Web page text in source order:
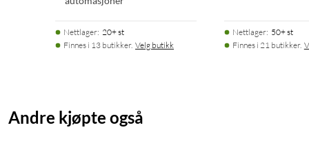
Nettlager: 20+ st
Finnes i 13 butikker. Velg butikk
Nettlager: 50+ st
Finnes i 21 butikker.
Andre kjøpte også